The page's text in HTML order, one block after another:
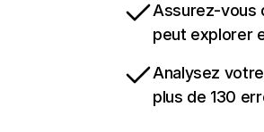
Assurez-vous
peut explorer
Analysez
plus de 130